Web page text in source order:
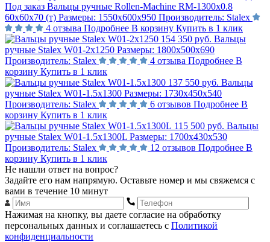
Под заказ Вальцы ручные Rollen-Machine RM-1300х0.8
60х60х70 (т) Размеры: 1550х600х950 Производитель: Stalex
4 отзыва Подробнее В корзину Купить в 1 клик
154 350 руб. Вальцы
ручные Stalex W01-2х1250 Размеры: 1800х500х690
Производитель: Stalex 4 отзыва Подробнее В
корзину Купить в 1 клик
137 550 руб. Вальцы
ручные Stalex W01-1.5х1300 Размеры: 1730х450х540
Производитель: Stalex 6 отзывов Подробнее В
корзину Купить в 1 клик
115 500 руб. Вальцы
ручные Stalex W01-1.5х1300L Размеры: 1700х430х530
Производитель: Stalex 12 отзывов Подробнее В
корзину Купить в 1 клик
Не нашли ответ на вопрос?
Задайте его нам напрямую. Оставьте номер и мы свяжемся с
вами в течение 10 минут
Нажимая на кнопку, вы даете согласие на обработку
персональных данных и соглашаетесь с Политикой
конфиденциальности